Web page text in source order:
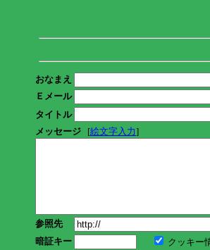
おなまえ
Ｅメール
タイトル
メッセージ [絵文字入力]
参照先
暗証キー
クッキー